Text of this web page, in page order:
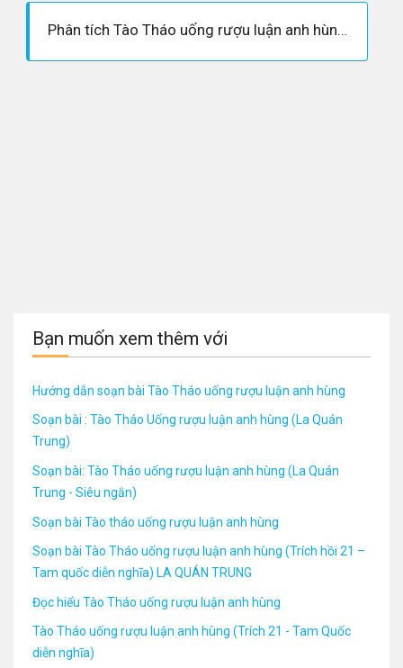
Phân tích Tào Tháo uống rượu luận anh hùng hay nhất- ngữ văn 10
Bạn muốn xem thêm với
Hướng dẫn soạn bài Tào Tháo uống rượu luận anh hùng
Soạn bài : Tào Tháo Uống rượu luận anh hùng (La Quán
Trung)
Soạn bài: Tào Tháo uống rượu luận anh hùng (La Quán
Trung - Siêu ngắn)
Soạn bài Tào tháo uống rượu luận anh hùng
Soạn bài Tào Tháo uống rượu luận anh hùng (Trích hồi 21 –
Tam quốc diễn nghĩa) LA QUÁN TRUNG
Đọc hiểu Tào Tháo uống rượu luận anh hùng
Tào Tháo uống rượu luận anh hùng (Trích 21 - Tam Quốc
diễn nghĩa)